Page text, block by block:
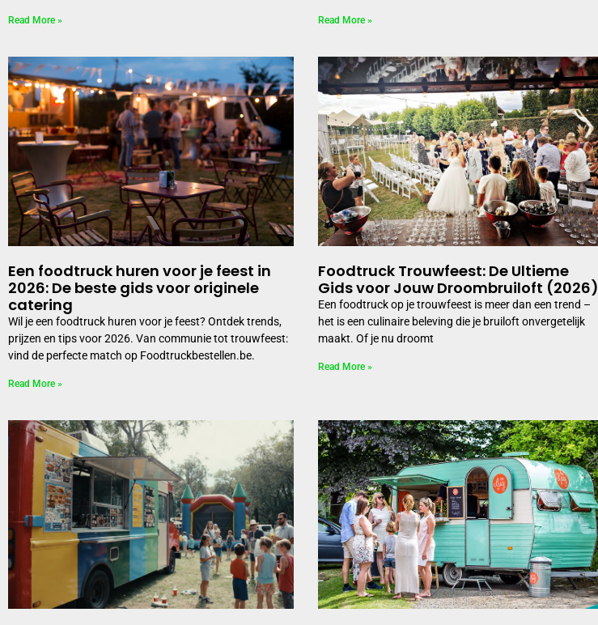
Read More » Read More »
Een foodtruck huren voor je feest in
2026: De beste gids voor originele
catering
Wil je een foodtruck huren voor je feest? Ontdek trends,
prijzen en tips voor 2026. Van communie tot trouwfeest:
vind de perfecte match op Foodtruckbestellen.be.
Read More »
Foodtruck Trouwfeest: De Ultieme
Gids voor Jouw Droombruiloft (2026)
Een foodtruck op je trouwfeest is meer dan een trend –
het is een culinaire beleving die je bruiloft onvergetelijk
maakt. Of je nu droomt
Read More »